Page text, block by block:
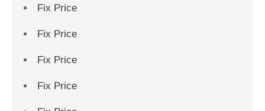
Fix Price
Fix Price
Fix Price
Fix Price